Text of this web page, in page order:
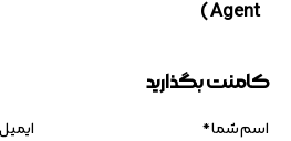
Agent )
کامنت بگذارید